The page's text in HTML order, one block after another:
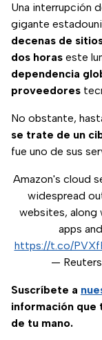
Una interrupción
gigante
decenas de
dos horas este
dependencia
proveedores
No obstante,
se trate de un
fue uno de sus
Amazon's cloud
widespread
websites, along
apps
https://t.co/
—
Suscríbete a
información que
de tu mano.